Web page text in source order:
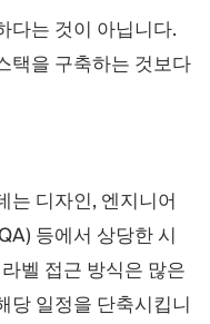
다는 것이 아닙니다.
택을 구축하는 것보다
는 디자인, 엔지니어
등에서 상당한 시
벨 접근 방식은 많은
당 일정을 단축시킵니